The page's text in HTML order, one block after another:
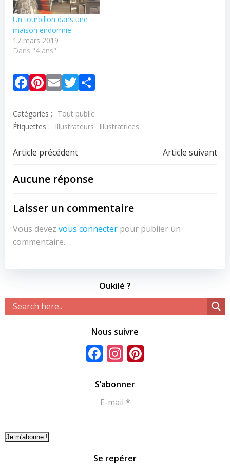
Un tourbillon dans une
maison endormie
17 mars 2019
Dans "4 ans"
Facebook
Pinterest
EmailTwitter
Catégories :
Tout public
Étiquettes :
Illustrateurs Illustratrices
Navigation
de
l’article
Article précédent
Navigation
l’article
Article suivant
Aucune réponse
Laisser un commentaire
Vous devez vous connecter pour publier un
commentaire.
Oukilé ?
Nous suivre
Facebook
Instagram
S’abonner
E-mail *
Se repérer